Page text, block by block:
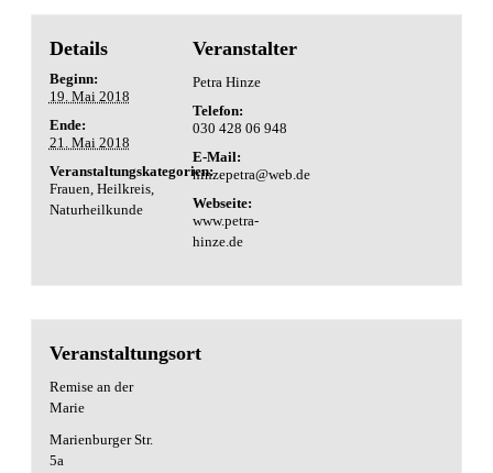
Details
Beginn:
19. Mai 2018
Ende:
21. Mai 2018
Veranstaltungskategorien:
Frauen Heilkreis,
Naturheilkunde
Veranstalter
Petra Hinze
Telefon:
030 428 06 948
E-Mail:
hinzepetra@web.de
Webseite:
www.petra-
hinze.de
Veranstaltungsort
Remise an der
Marie
Marienburger Str.
5a